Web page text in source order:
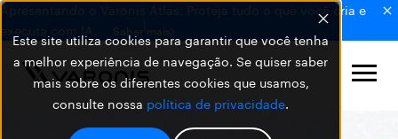
Este site utiliza cookies para garantir que você tenha
a melhor experiência de navegação. Se quiser saber
mais sobre os diferentes cookies que usamos,
consulte nossa política de privacidade.
Apresentando o Varonis Atlas: Proteja tudo o que você cria e
executa com IA.
Saber mais